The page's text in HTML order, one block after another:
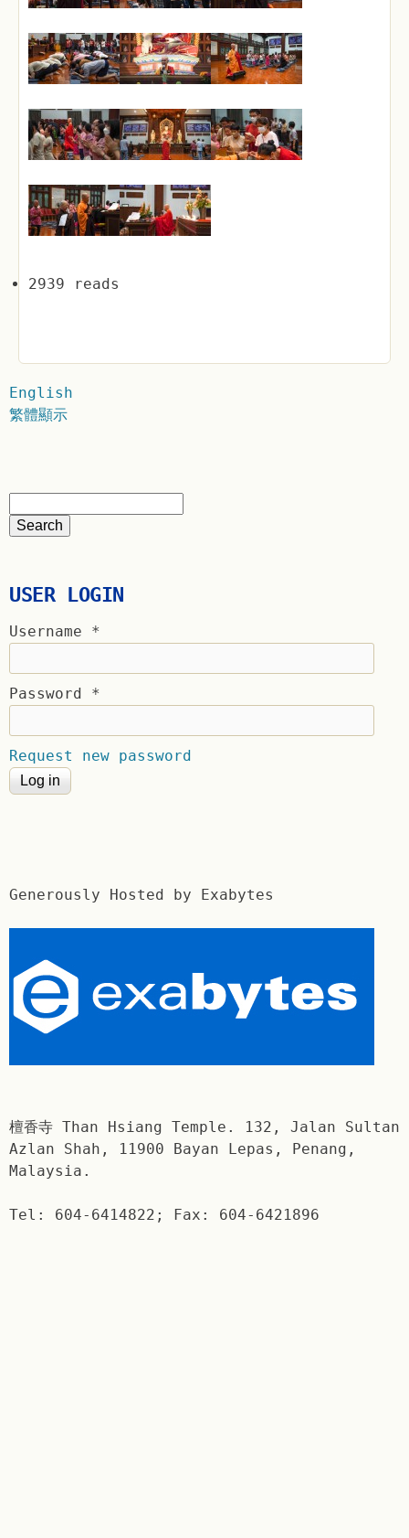
2939 reads
English
繁體顯示
USER LOGIN
Username *
Password *
Request new password
Generously Hosted by Exabytes
檀香寺 Than Hsiang Temple. 132, Jalan Sultan
Azlan Shah, 11900 Bayan Lepas, Penang,
Malaysia.
Tel: 604-6414822; Fax: 604-6421896